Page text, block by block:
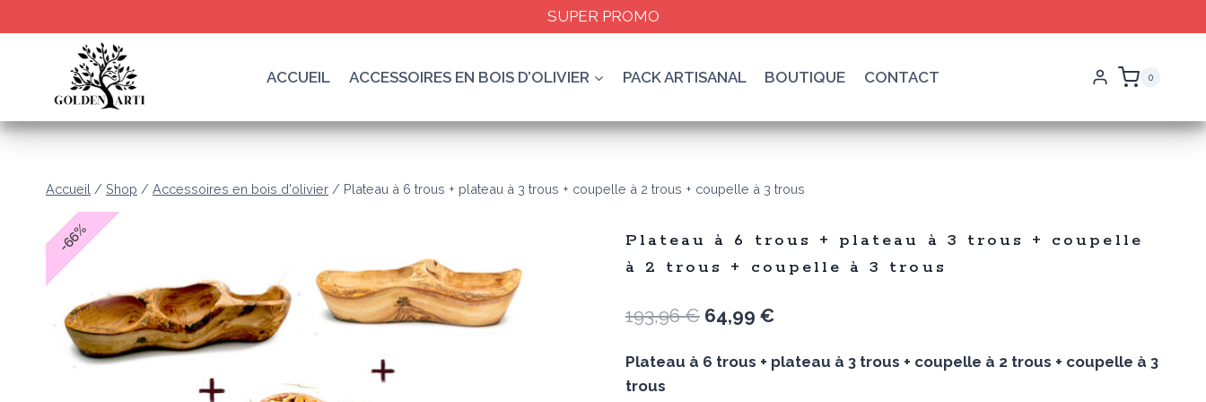
to
SUPER PROMO
ACCUEIL ACCESSOIRES EN BOIS D’OLIVIER PACK ARTISANAL BOUTIQUE CONTACT 0
Accueil / Shop / Accessoires en bois d'olivier / Plateau à 6 trous + plateau à 3 trous + coupelle à 2 trous + coupelle à 3 trous
-
66
%
Plateau à 6 trous + plateau à 3 trous + coupelle
à 2 trous + coupelle à 3 trous
193,96€ Le
64,99 €Le
actuel
Plateau à 6 trous + plateau à 3 trous + coupelle à 2 trous + coupelle à 3
trous